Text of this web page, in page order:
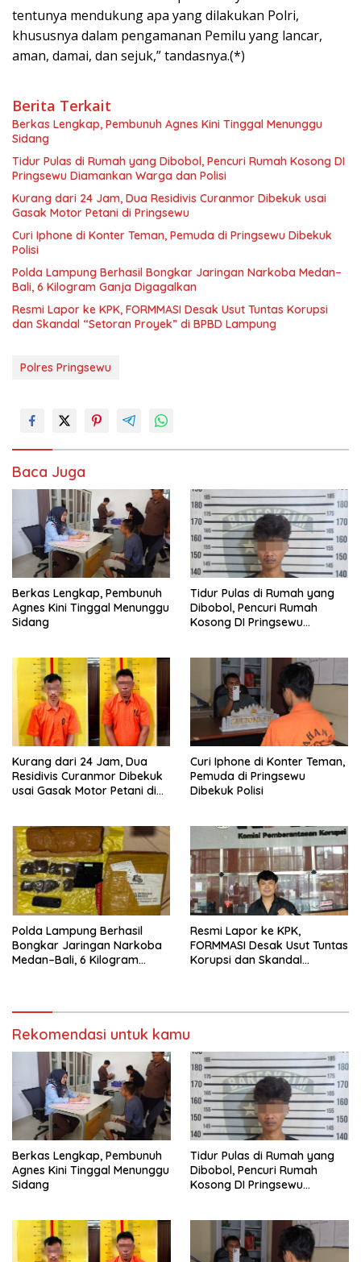
tentunya mendukung apa yang dilakukan Polri,
khususnya dalam pengamanan Pemilu yang lancar,
aman, damai, dan sejuk,” tandasnya.(*)
Berita Terkait
Berkas Lengkap, Pembunuh Agnes Kini Tinggal Menunggu
Sidang
Tidur Pulas di Rumah yang Dibobol, Pencuri Rumah Kosong DI
Pringsewu Diamankan Warga dan Polisi
Kurang dari 24 Jam, Dua Residivis Curanmor Dibekuk usai
Gasak Motor Petani di Pringsewu
Curi Iphone di Konter Teman, Pemuda di Pringsewu Dibekuk
Polisi
Polda Lampung Berhasil Bongkar Jaringan Narkoba Medan–
Bali, 6 Kilogram Ganja Digagalkan
Resmi Lapor ke KPK, FORMMASI Desak Usut Tuntas Korupsi
dan Skandal “Setoran Proyek” di BPBD Lampung
Polres Pringsewu
Baca Juga
Berkas Lengkap, Pembunuh
Agnes Kini Tinggal Menunggu
Sidang
Tidur Pulas di Rumah yang
Dibobol, Pencuri Rumah
Kosong DI Pringsewu
Kurang dari 24 Jam, Dua
Residivis Curanmor Dibekuk
usai Gasak Motor Petani di
Curi Iphone di Konter Teman,
Pemuda di Pringsewu
Dibekuk Polisi
Polda Lampung Berhasil
Bongkar Jaringan Narkoba
Medan–Bali, 6 Kilogram
Resmi Lapor ke KPK,
FORMMASI Desak Usut Tuntas
Korupsi dan Skandal
Rekomendasi untuk kamu
Berkas Lengkap, Pembunuh
Agnes Kini Tinggal Menunggu
Sidang
Tidur Pulas di Rumah yang
Dibobol, Pencuri Rumah
Kosong DI Pringsewu